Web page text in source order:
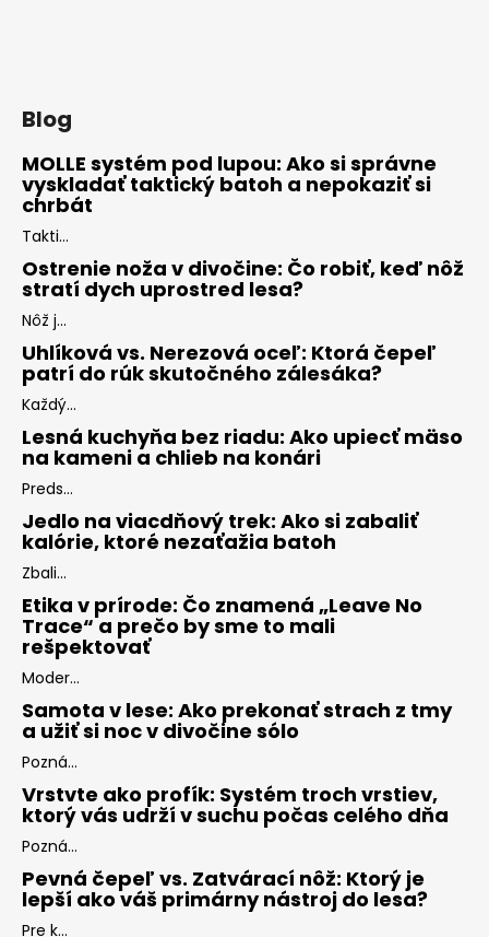
Blog
MOLLE systém pod lupou: Ako si správne
vyskladať taktický batoh a nepokaziť si
chrbát
Takti...
Ostrenie noža v divočine: Čo robiť, keď nôž
stratí dych uprostred lesa?
Nôž j...
Uhlíková vs. Nerezová oceľ: Ktorá čepeľ
patrí do rúk skutočného zálesáka?
Každý...
Lesná kuchyňa bez riadu: Ako upiecť mäso
na kameni a chlieb na konári
Preds...
Jedlo na viacdňový trek: Ako si zabaliť
kalórie, ktoré nezaťažia batoh
Zbali...
Etika v prírode: Čo znamená „Leave No
Trace“ a prečo by sme to mali
rešpektovať
Moder...
Samota v lese: Ako prekonať strach z tmy
a užiť si noc v divočine sólo
Pozná...
Vrstvte ako profík: Systém troch vrstiev,
ktorý vás udrží v suchu počas celého dňa
Pozná...
Pevná čepeľ vs. Zatvárací nôž: Ktorý je
lepší ako váš primárny nástroj do lesa?
Pre k...